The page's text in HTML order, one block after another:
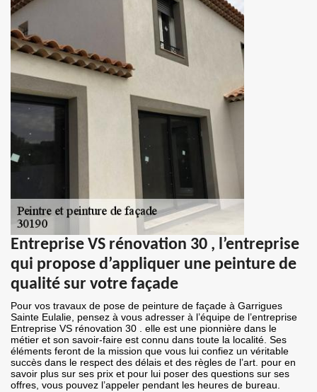
Entreprise VS rénovation 30 , l’entreprise
qui propose d’appliquer une peinture de
qualité sur votre façade
Pour vos travaux de pose de peinture de façade à Garrigues
Sainte Eulalie, pensez à vous adresser à l’équipe de l’entreprise
Entreprise VS rénovation 30 . elle est une pionnière dans le
métier et son savoir-faire est connu dans toute la localité. Ses
éléments feront de la mission que vous lui confiez un véritable
succès dans le respect des délais et des règles de l’art. pour en
savoir plus sur ses prix et pour lui poser des questions sur ses
offres, vous pouvez l’appeler pendant les heures de bureau.